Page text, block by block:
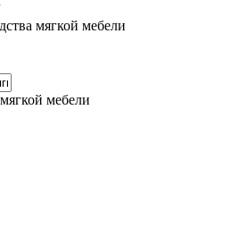
мягкой мебели
мебели